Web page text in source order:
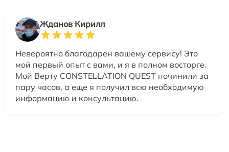
Жданов Кирилл
Невероятно благодарен вашему сервису! Это
мой первый опыт с вами, и я в полном восторге.
Мой Верту CONSTELLATION QUEST починили за
пару часов, а еще я получил всю необходимую
информацию и консультацию.